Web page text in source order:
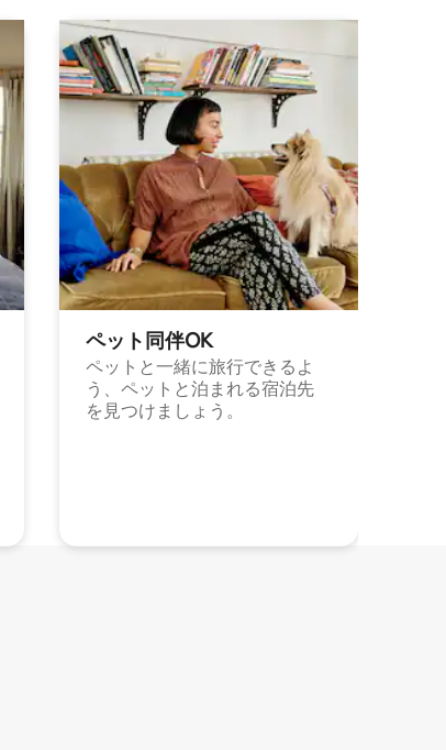
ペット同⁠伴OK
ペットと一緒に旅行できるよ
う、ペットと泊まれる宿泊先
を見つけましょう。